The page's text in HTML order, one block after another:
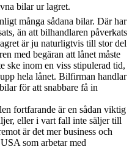
bilar ur lagret.
många sådana bilar. Där har
än att bilhandlaren påverkats
är ju naturligtvis till stor del
med begäran att lånet måste
ske inom en viss stipulerad tid,
hela lånet. Bilfirman handlar
för att snabbare få in
fortfarande är en sådan viktig
eller i vart fall inte säljer till
är det mer business och
som arbetar med